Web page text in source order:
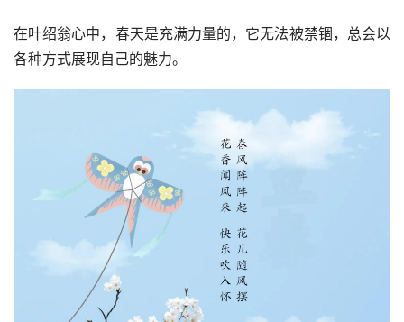
在叶绍翁心中，春天是充满力量的，它无法被禁锢，总会以
各种方式展现自己的魅力。